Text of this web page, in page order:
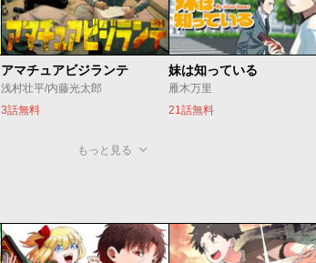
アマチュアビジランテ
浅村壮平/内藤光太郎
3話無料
妹は知っている
雁木万里
21話無料
もっと見る